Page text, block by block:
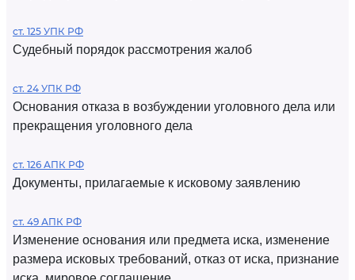
ст. 125 УПК РФ
Судебный порядок рассмотрения жалоб
ст. 24 УПК РФ
Основания отказа в возбуждении уголовного дела или
прекращения уголовного дела
ст. 126 АПК РФ
Документы, прилагаемые к исковому заявлению
ст. 49 АПК РФ
Изменение основания или предмета иска, изменение
размера исковых требований, отказ от иска, признание